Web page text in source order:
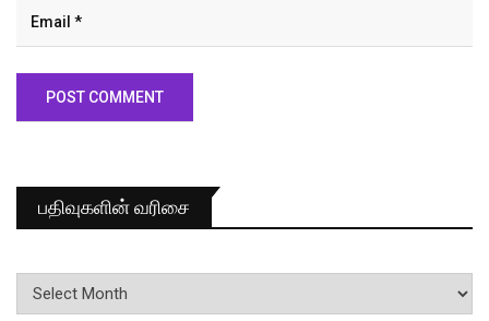
பதிவுகளின் வரிசை
பதிவுகளின்
வரிசை